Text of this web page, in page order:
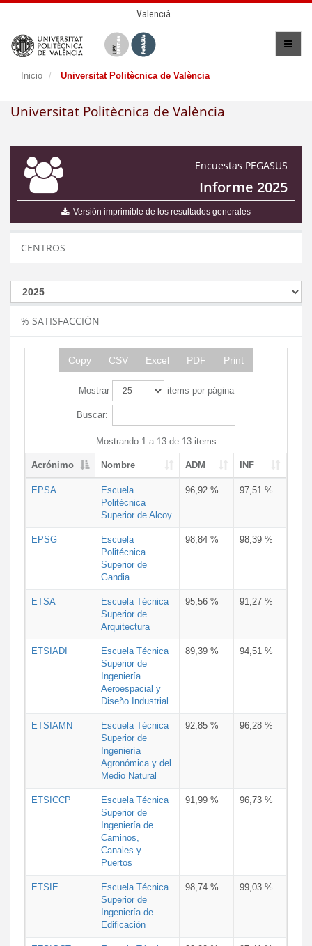
Valencià
Inicio Universitat Politècnica de València
Universitat Politècnica de València
Encuestas PEGASUS
Informe 2025
Versión imprimible de los resultados generales
CENTROS
% SATISFACCIÓN
Copy CSV Excel PDF Print
Mostrar items por página
Buscar:
Mostrando 1 a 13 de 13 items
Acrónimo Nombre ADM INF
EPSA
Escuela
Politécnica
Superior de Alcoy
96,92 % 97,51 %
EPSG
Escuela
Politécnica
Superior de
Gandia
98,84 % 98,39 %
ETSA
Escuela Técnica
Superior de
Arquitectura
95,56 % 91,27 %
ETSIADI
Escuela Técnica
Superior de
Ingeniería
Aeroespacial y
Diseño Industrial
89,39 % 94,51 %
ETSIAMN
Escuela Técnica
Superior de
Ingeniería
Agronómica y del
Medio Natural
92,85 % 96,28 %
ETSICCP
Escuela Técnica
Superior de
Ingeniería de
Caminos,
Canales y
Puertos
91,99 % 96,73 %
ETSIE
Escuela Técnica
Superior de
Ingeniería de
Edificación
98,74 % 99,03 %